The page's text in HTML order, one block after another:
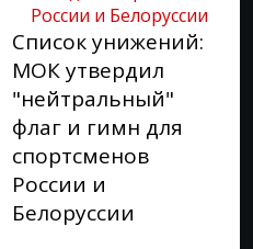
Список унижений:
МОК утвердил
"нейтральный"
флаг и гимн для
спортсменов
России и
Белоруссии